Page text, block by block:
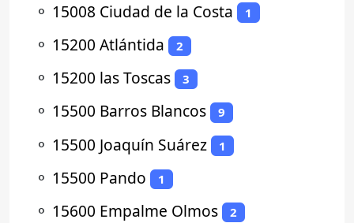
⚬ 15008 Ciudad de la Costa 1
⚬ 15200 Atlántida 2
⚬ 15200 las Toscas 3
⚬ 15500 Barros Blancos 9
⚬ 15500 Joaquín Suárez 1
⚬ 15500 Pando 1
⚬ 15600 Empalme Olmos 2